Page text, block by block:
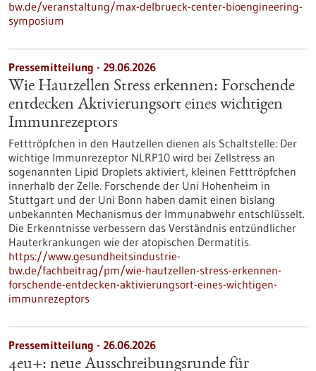
bw.de/veranstaltung/max-delbrueck-center-bioengineering-
symposium
Pressemitteilung - 29.06.2026
Wie Hautzellen Stress erkennen: Forschende
entdecken Aktivierungsort eines wichtigen
Immunrezeptors
Fetttröpfchen in den Hautzellen dienen als Schaltstelle: Der
wichtige Immunrezeptor NLRP10 wird bei Zellstress an
sogenannten Lipid Droplets aktiviert, kleinen Fetttröpfchen
innerhalb der Zelle. Forschende der Uni Hohenheim in
Stuttgart und der Uni Bonn haben damit einen bislang
unbekannten Mechanismus der Immunabwehr entschlüsselt.
Die Erkenntnisse verbessern das Verständnis entzündlicher
Hauterkrankungen wie der atopischen Dermatitis.
https://www.gesundheitsindustrie-
bw.de/fachbeitrag/pm/wie-hautzellen-stress-erkennen-
forschende-entdecken-aktivierungsort-eines-wichtigen-
immunrezeptors
Pressemitteilung - 26.06.2026
4eu+: neue Ausschreibungsrunde für